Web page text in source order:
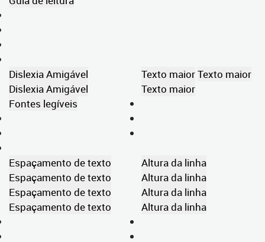
Dislexia Amigável
Dislexia Amigável
Fontes legíveis
Texto maiorTexto maior
Texto maior
Espaçamento de texto
Espaçamento de texto
Espaçamento de texto
Espaçamento de texto
Altura da linha
Altura da linha
Altura da linha
Altura da linha